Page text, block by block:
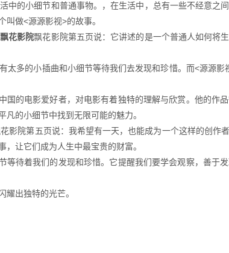
中的小细节和普通事物。，在生活中，总有一些不经意之
做<源源影视>的故事。
飘花影院飘花影院第五页说：它讲述的是一个普通人如何将
太多的小插曲和小细节等待我们去发现和珍惜。而<源源
国的电影爱好者，对电影有着独特的理解与欣赏。他的作
的小细节中找到无限可能的魅力。
影院第五页说：我希望有一天，也能成为一个这样的创作
让它们成为人生中最宝贵的财富。
等待着我们的发现和珍惜。它提醒我们要学会观察，善于
耀出独特的光芒。